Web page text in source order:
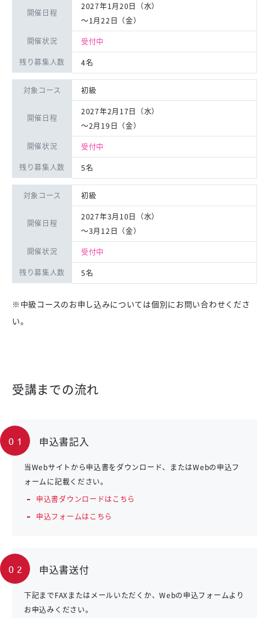
開催日程
2027年1月20日（水）
〜1月22日（金）
開催状況
受付中
残り募集人数
4名
対象コース 初級
開催日程
2027年2月17日（水）
〜2月19日（金）
開催状況
受付中
残り募集人数
5名
対象コース 初級
開催日程
2027年3月10日（水）
〜3月12日（金）
開催状況
受付中
残り募集人数
5名
※中級コースのお申し込みについては個別にお問い合わせくださ
い。
受講までの流れ
01 申込書記入
当Webサイトから申込書をダウンロード、またはWebの申込フ
ォームに記載ください。
申込書ダウンロードはこちら
申込フォームはこちら
02 申込書送付
下記までFAXまたはメールいただくか、Webの申込フォームより
お申込みください。